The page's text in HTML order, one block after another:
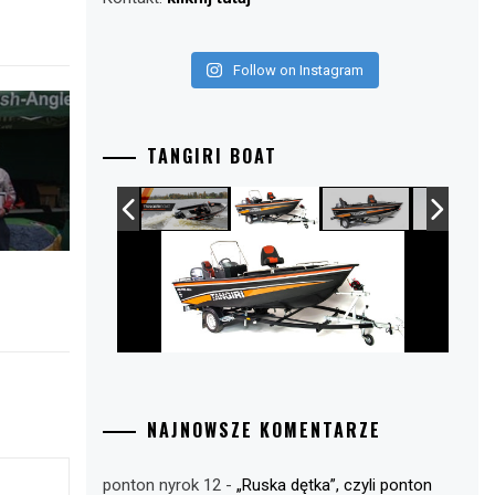
Follow on Instagram
TANGIRI BOAT
NAJNOWSZE KOMENTARZE
ponton nyrok 12 -„Ruska dętka”, czyli ponton